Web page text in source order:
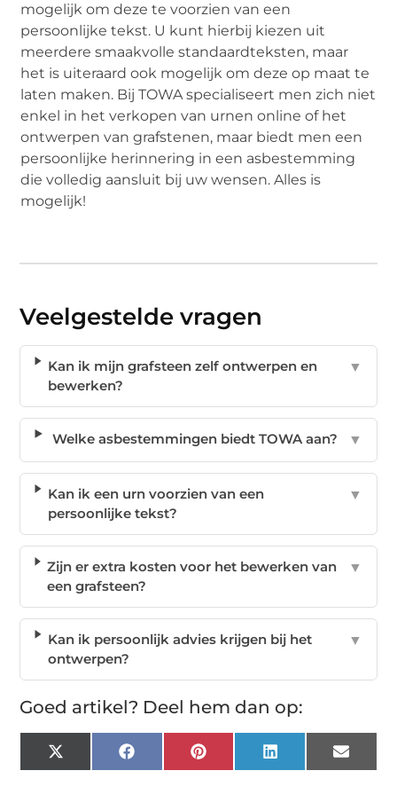
mogelijk om deze te voorzien van een
persoonlijke tekst. U kunt hierbij kiezen uit
meerdere smaakvolle standaardteksten, maar
het is uiteraard ook mogelijk om deze op maat te
laten maken. Bij TOWA specialiseert men zich niet
enkel in het verkopen van urnen online of het
ontwerpen van grafstenen, maar biedt men een
persoonlijke herinnering in een asbestemming
die volledig aansluit bij uw wensen. Alles is
mogelijk!
Veelgestelde vragen
Kan ik mijn grafsteen zelf ontwerpen en
bewerken?
▼
Welke asbestemmingen biedt TOWA aan? ▼
Kan ik een urn voorzien van een
persoonlijke tekst?
▼
Zijn er extra kosten voor het bewerken van
een grafsteen?
▼
Kan ik persoonlijk advies krijgen bij het
ontwerpen?
▼
Goed artikel? Deel hem dan op:
X
(Twitter)
FacebookPinterest LinkedIn Email